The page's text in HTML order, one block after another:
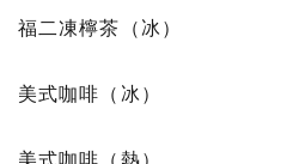
福二凍檸茶（冰）
美式咖啡（冰）
美式咖啡（熱）